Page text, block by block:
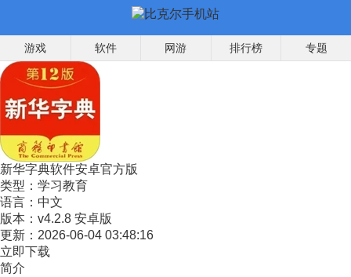
游戏 软件 网游 排行榜 专题
新华字典软件安卓官方版
类型： 学习教育
语言： 中文
版本： v4.2.8 安卓版
更新： 2026-06-04 03:48:16
立即下载
简介